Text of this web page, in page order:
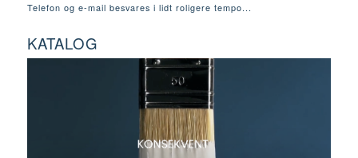
Telefon og e-mail besvares i lidt roligere tempo...
KATALOG